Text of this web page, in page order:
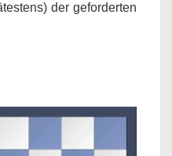
der geforderten